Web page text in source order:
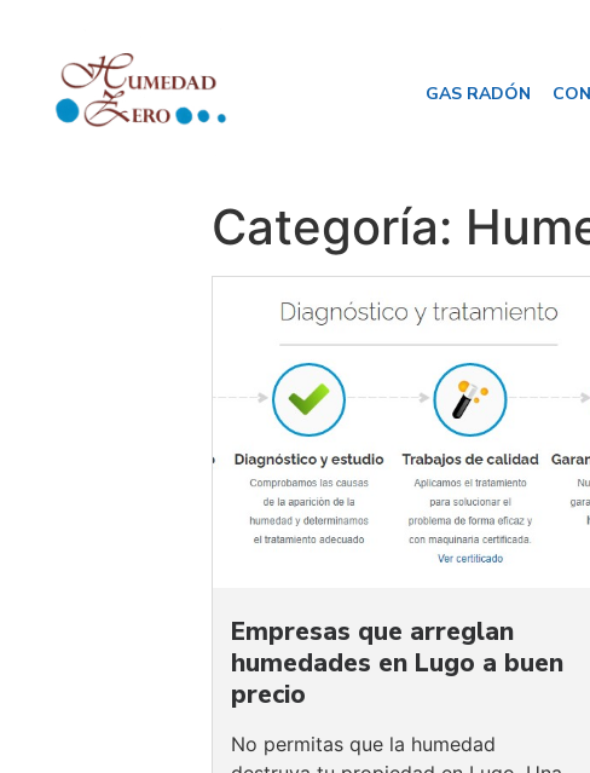
GAS RADÓN
Categoría:
Empresas que arreglan
humedades en Lugo a buen
precio
No permitas que la humedad